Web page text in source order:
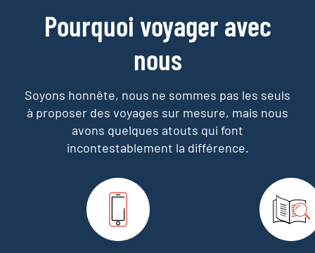
Pourquoi voyager avec
nous
Soyons honnête, nous ne sommes pas les seuls
à proposer des voyages sur mesure, mais nous
avons quelques atouts qui font
incontestablement la différence.